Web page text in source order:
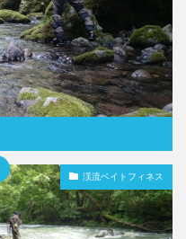
渓流ベイトフィネス